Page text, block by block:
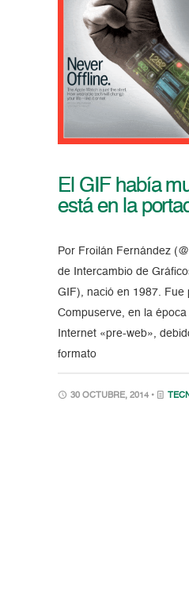
El GIF había
está en la
Por Froilán Fernández
de Intercambio de
GIF), nació en 1987. Fue
Compuserve, en la
Internet «pre-web»,
formato
30 OCTUBRE, 2014 •